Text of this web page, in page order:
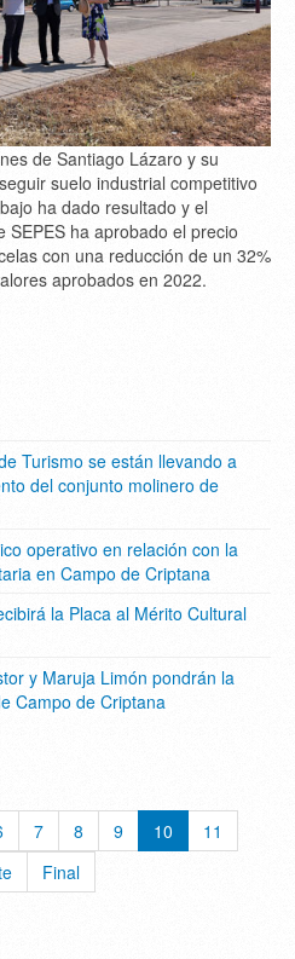
de Santiago Lázaro y su
suelo industrial competitivo
ha dado resultado y el
SEPES ha aprobado el precio
con una reducción de un 32%
aprobados en 2022.
Turismo se están llevando a
del conjunto molinero de
operativo en relación con la
en Campo de Criptana
la Placa al Mérito Cultural
y Maruja Limón pondrán la
Campo de Criptana
7 8 9 10
11
Final